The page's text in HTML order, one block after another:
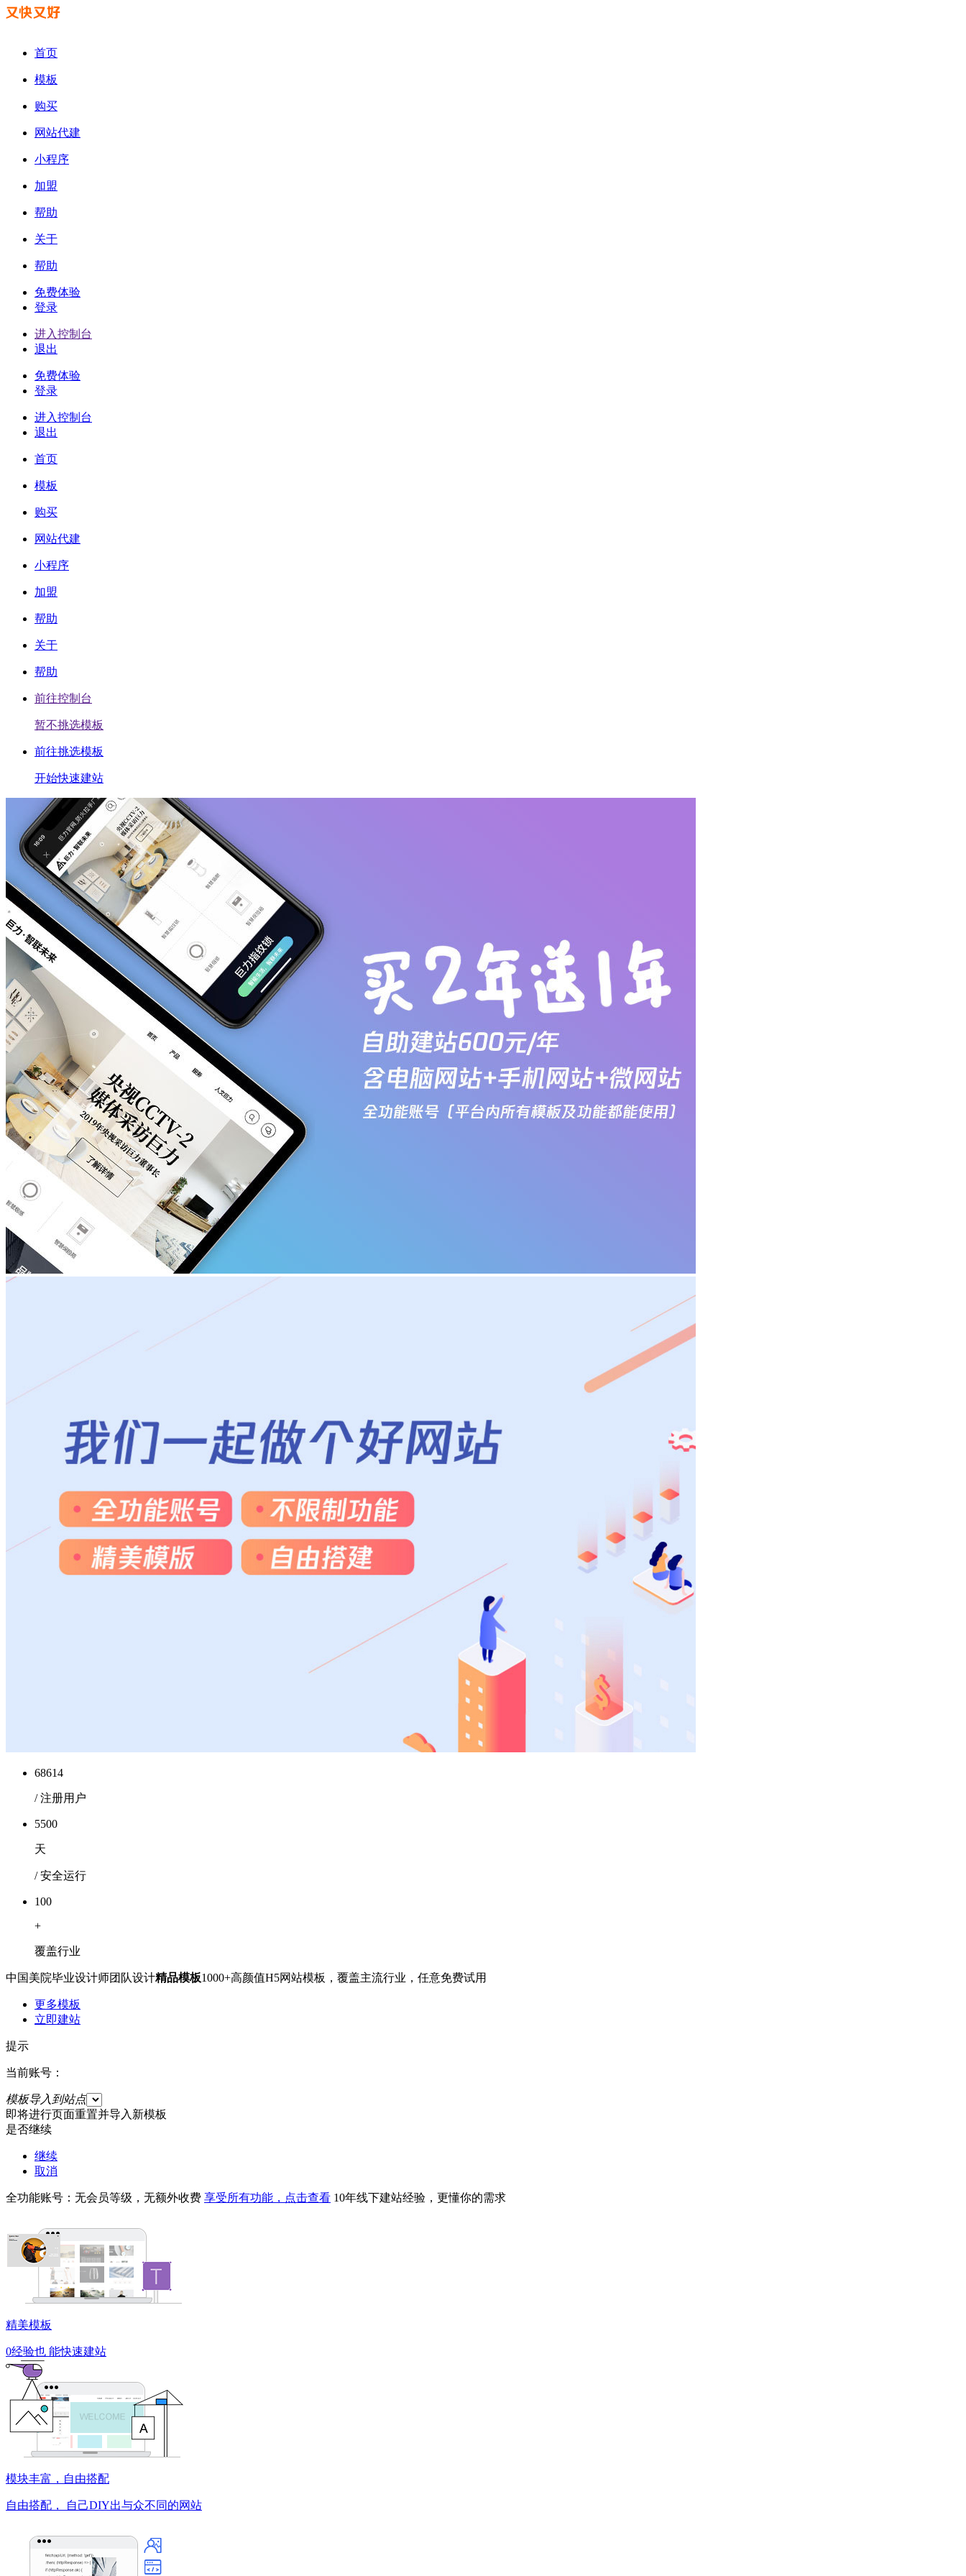
首页
模板
购买
网站代建
小程序
加盟
帮助
关于
帮助
免费体验
登录
进入控制台
退出
免费体验
登录
进入控制台
退出
首页
模板
购买
网站代建
小程序
加盟
帮助
关于
帮助
前往控制台
暂不挑选模板
前往挑选模板
开始快速建站
68614
/ 注册用户
5500
天
/ 安全运行
100
+
覆盖行业
中国美院毕业设计师团队设计精品模板1000+高颜值H5网站模板，覆盖主流行业，任意免费试用
更多模板
立即建站
提示
当前账号：
模板导入到站点
即将进行页面重置并导入新模板
是否继续
继续
取消
全功能账号：无会员等级，无额外收费 享受所有功能，点击查看 10年线下建站经验，更懂你的需求
精美模板
0经验也 能快速建站
模块丰富，自由搭配
自由搭配， 自己DIY出与众不同的网站